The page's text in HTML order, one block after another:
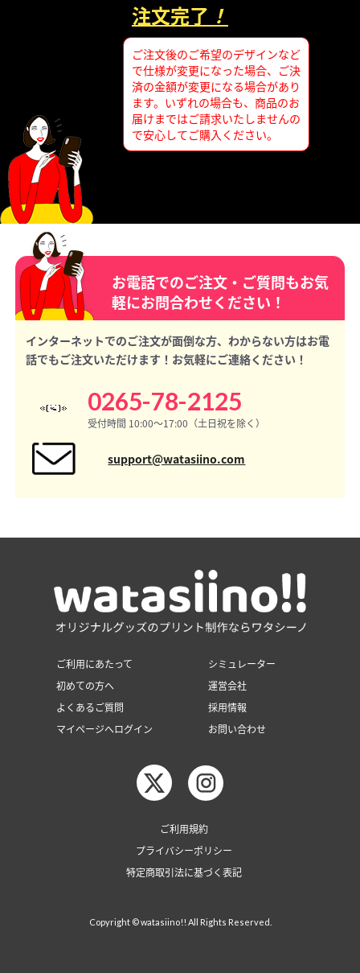
注文完了 ！
ご注文後のご希望のデザインなど
で仕様が変更になった場合、ご決
済の金額が変更になる場合があり
ます。いずれの場合も、商品のお
届けまではご請求いたしませんの
で安心してご購入ください。
お電話でのご注文・ご質問もお気
軽にお問合わせください！
インターネットでのご注文が面倒な方、わからない方はお電
話でもご注文いただけます！お気軽にご連絡ください！
0265-78-2125
受付時間 10:00〜17:00（土日祝を除く）
support@watasiino.com
ご利用にあたって
シミュレーター
初めての方へ
運営会社
よくあるご質問
採用情報
マイページへログイン
お問い合わせ
ご利用規約
プライバシーポリシー
特定商取引法に基づく表記
Copyright © watasiino!! All Rights Reserved.